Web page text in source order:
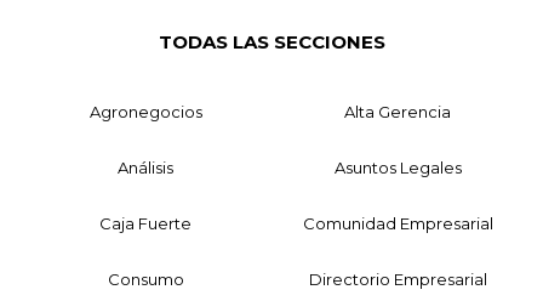
TODAS LAS SECCIONES
Agronegocios Alta Gerencia
Análisis Asuntos Legales
Caja Fuerte Comunidad Empresarial
Consumo Directorio Empresarial